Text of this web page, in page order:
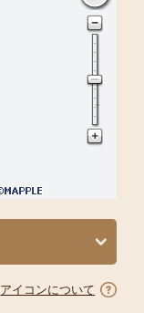
アイコンについて